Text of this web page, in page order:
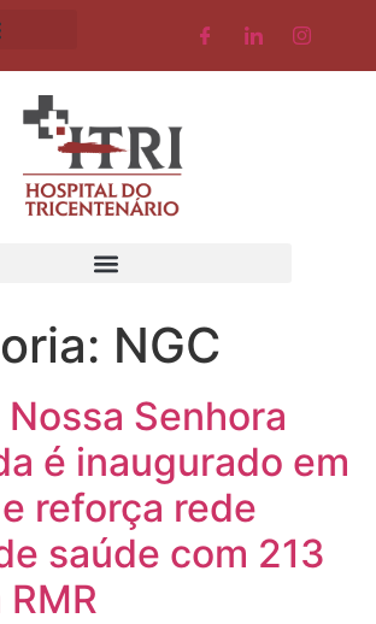
NGC
Senhora
é inaugurado em
reforça rede
saúde com 213